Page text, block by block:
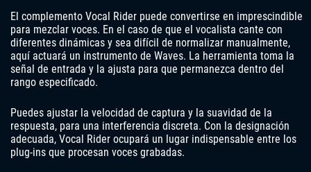
El complemento Vocal Rider puede convertirse en imprescindible
para mezclar voces. En el caso de que el vocalista cante con
diferentes dinámicas y sea difícil de normalizar manualmente,
aquí actuará un instrumento de Waves. La herramienta toma la
señal de entrada y la ajusta para que permanezca dentro del
rango especificado.
Puedes ajustar la velocidad de captura y la suavidad de la
respuesta, para una interferencia discreta. Con la designación
adecuada, Vocal Rider ocupará un lugar indispensable entre los
plug-ins que procesan voces grabadas.